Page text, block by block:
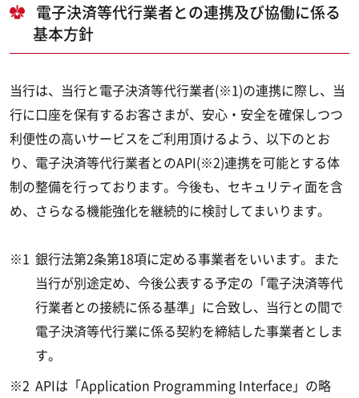
電子決済等代行業者との連携及び協働に係る
基本方針
当行は、当行と電子決済等代行業者(※1)の連携に際し、当
行に口座を保有するお客さまが、安心・安全を確保しつつ
利便性の高いサービスをご利用頂けるよう、以下のとお
り、電子決済等代行業者とのAPI(※2)連携を可能とする体
制の整備を行っております。今後も、セキュリティ面を含
め、さらなる機能強化を継続的に検討してまいります。
※1 銀行法第2条第18項に定める事業者をいいます。また
当行が別途定め、今後公表する予定の「電子決済等代
行業者との接続に係る基準」に合致し、当行との間で
電子決済等代行業に係る契約を締結した事業者としま
す。
※2 APIは「Application Programming Interface」の略